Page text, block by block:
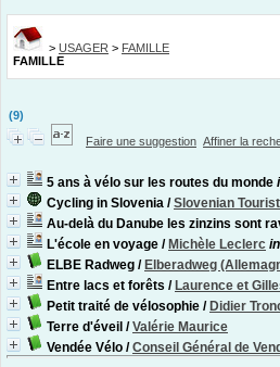
> USAGER > FAMILLE
FAMILLE
(9)
Faire une suggestion Affiner la
5 ans à vélo sur les routes du monde
Cycling in Slovenia /Slovenian
Au-delà du Danube les zinzins sont
L'école en voyage / Michèle Leclerc
ELBE Radweg / Elberadweg
Entre lacs et forêts / Laurence et
Petit traité de vélosophie / Didier
Terre d'éveil /Valérie Maurice
Vendée Vélo /Conseil Général de